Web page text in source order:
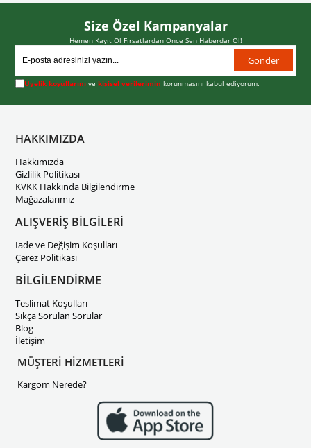
Size Özel Kampanyalar
Hemen Kayıt Ol Fırsatlardan Önce Sen Haberdar Ol!
Gönder
Üyelik koşullarını vekişisel verilerimin korunmasını kabul ediyorum.
HAKKIMIZDA
Hakkımızda
Gizlilik Politikası
KVKK Hakkında Bilgilendirme
Mağazalarımız
ALIŞVERİŞ BİLGİLERİ
İade ve Değişim Koşulları
Çerez Politikası
BİLGİLENDİRME
Teslimat Koşulları
Sıkça Sorulan Sorular
Blog
İletişim
MÜŞTERİ HİZMETLERİ
Kargom Nerede?